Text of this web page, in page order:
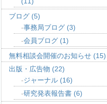
ブログ (5)
事務局ブログ (3)
会員ブログ (1)
無料相談会開催のお知らせ (15)
出版・広告物 (22)
ジャーナル (16)
研究発表報告書 (6)